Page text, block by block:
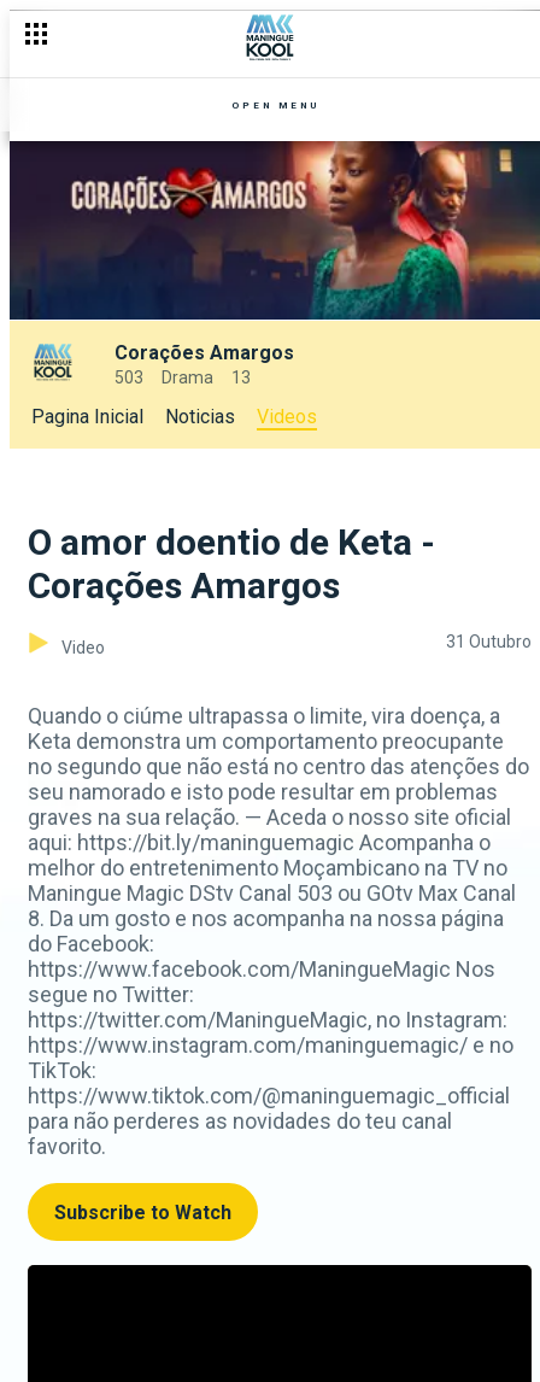
OPEN MENU
Corações Amargos
503 Drama 13
Pagina Inicial Noticias Videos
O amor doentio de Keta -
Corações Amargos
Video 31 Outubro
Quando o ciúme ultrapassa o limite, vira doença, a
Keta demonstra um comportamento preocupante
no segundo que não está no centro das atenções do
seu namorado e isto pode resultar em problemas
graves na sua relação. — Aceda o nosso site oficial
aqui: https://bit.ly/maninguemagic Acompanha o
melhor do entretenimento Moçambicano na TV no
Maningue Magic DStv Canal 503 ou GOtv Max Canal
8. Da um gosto e nos acompanha na nossa página
do Facebook:
https://www.facebook.com/ManingueMagic Nos
segue no Twitter:
https://twitter.com/ManingueMagic, no Instagram:
https://www.instagram.com/maninguemagic/ e no
TikTok:
https://www.tiktok.com/@maninguemagic_official
para não perderes as novidades do teu canal
favorito.
Subscribe to Watch